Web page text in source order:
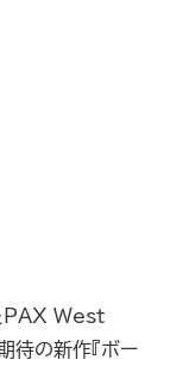
PAX West
待の新作『ボー